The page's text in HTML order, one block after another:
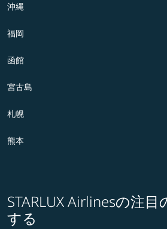
沖縄
福岡
函館
宮古島
札幌
熊本
STARLUX Airlinesの注
する